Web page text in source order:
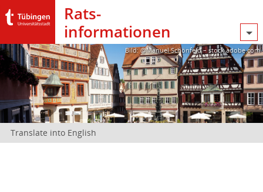
Rats­
informationen
Bild: @Manuel Schönfeld – stock.adobe.com
Translate into English